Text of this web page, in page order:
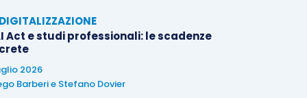
Act e studi professionali: le scadenze
2026
Barberie Stefano Dovier